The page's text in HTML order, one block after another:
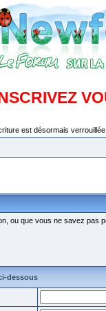
est désormais
ou que vous ne savez
dessous